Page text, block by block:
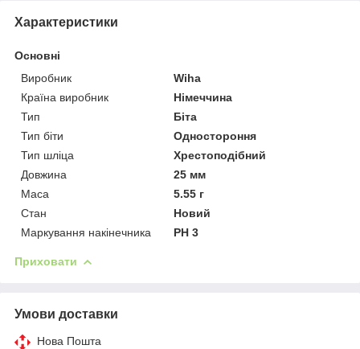
Характеристики
Основні
Виробник
Wiha
Країна виробник
Німеччина
Тип
Біта
Тип біти
Одностороння
Тип шліца
Хрестоподібний
Довжина
25 мм
Маса
5.55 г
Стан
Новий
Маркування накінечника
PH 3
Приховати
Умови доставки
Нова Пошта